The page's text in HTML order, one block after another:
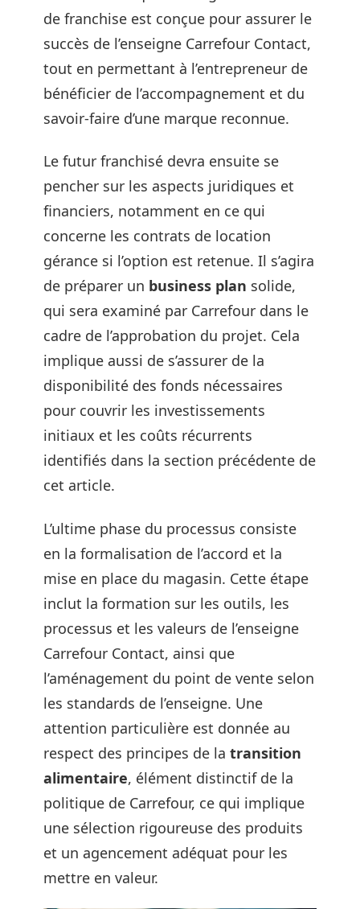
de franchise est conçue pour assurer le
succès de l’enseigne Carrefour Contact,
tout en permettant à l’entrepreneur de
bénéficier de l’accompagnement et du
savoir-faire d’une marque reconnue.
Le futur franchisé devra ensuite se
pencher sur les aspects juridiques et
financiers, notamment en ce qui
concerne les contrats de location
gérance si l’option est retenue. Il s’agira
de préparer un business plan solide,
qui sera examiné par Carrefour dans le
cadre de l’approbation du projet. Cela
implique aussi de s’assurer de la
disponibilité des fonds nécessaires
pour couvrir les investissements
initiaux et les coûts récurrents
identifiés dans la section précédente de
cet article.
L’ultime phase du processus consiste
en la formalisation de l’accord et la
mise en place du magasin. Cette étape
inclut la formation sur les outils, les
processus et les valeurs de l’enseigne
Carrefour Contact, ainsi que
l’aménagement du point de vente selon
les standards de l’enseigne. Une
attention particulière est donnée au
respect des principes de la transition
alimentaire, élément distinctif de la
politique de Carrefour, ce qui implique
une sélection rigoureuse des produits
et un agencement adéquat pour les
mettre en valeur.